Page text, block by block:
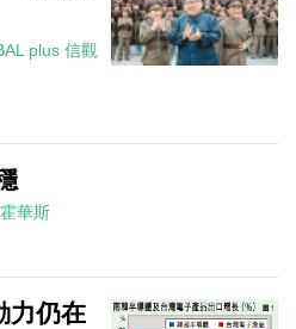
plus 信觀
霍華斯
力仍在